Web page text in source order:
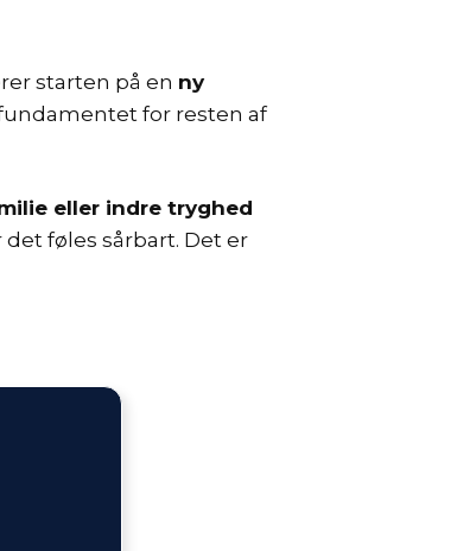
starten på en ny
for resten af
eller indre tryghed
føles sårbart. Det er